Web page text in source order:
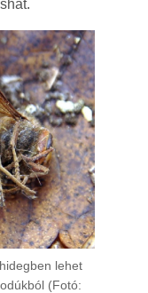
lehet
(Fotó: